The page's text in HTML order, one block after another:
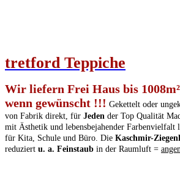
tretford Teppiche
Wir liefern Frei Haus bis
wenn gewünscht !!! Gekettelt oder
von Fabrik direkt, für Jeden der Top Qualität
mit Ästhetik und lebensbejahender Farbenvielfalt
für Kita, Schule und Büro. Die Kaschmir-
reduziert u. a. Feinstaub in der Raumluft =